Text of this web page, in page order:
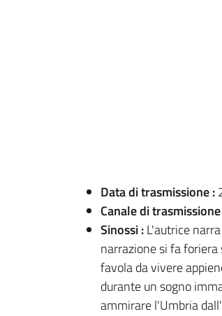
Data di trasmissione :
Canale di
Sinossi :L'autrice
narrazione si fa
favola da vivere
durante un sogno
ammirare l'Umbria